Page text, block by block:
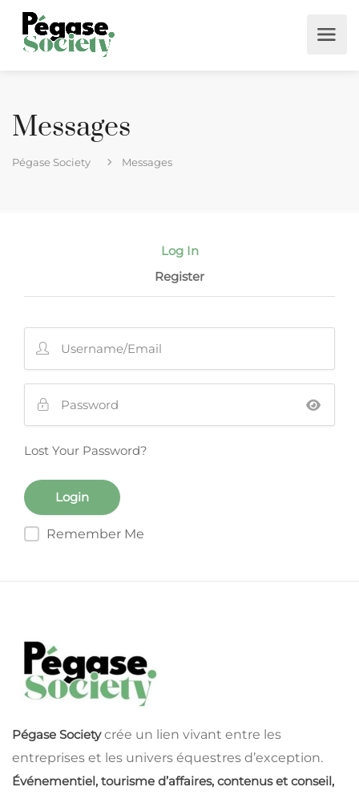
Messages
Pégase Society Messages
Log In
Register
Lost Your Password?
Remember Me
Pégase Societycrée un lien vivant entre les
entreprises et les univers équestres d’exception.
Événementiel, tourisme d’affaires, contenus et conseil,